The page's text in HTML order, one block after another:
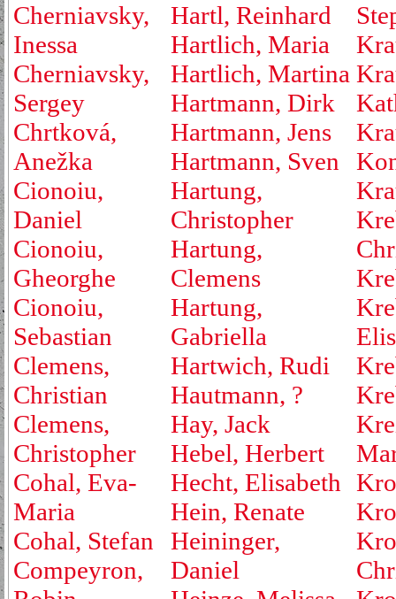
Cherniavsky,
Inessa
Cherniavsky,
Sergey
Chrtková,
Anežka
Cionoiu,
Daniel
Cionoiu,
Gheorghe
Cionoiu,
Sebastian
Clemens,
Christian
Clemens,
Christopher
Cohal, Eva-
Maria
Cohal, Stefan
Compeyron,
Hartl, Reinhard
Hartlich, Maria
Hartlich, Martina
Hartmann, Dirk
Hartmann, Jens
Hartmann, Sven
Hartung,
Christopher
Hartung,
Clemens
Hartung,
Gabriella
Hartwich, Rudi
Hautmann, ?
Hay, Jack
Hebel, Herbert
Hecht, Elisabeth
Hein, Renate
Heininger,
Daniel